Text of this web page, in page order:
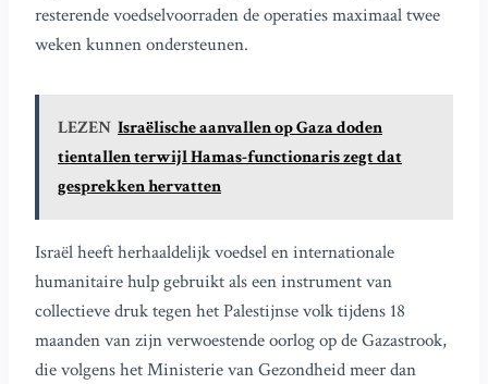
resterende voedselvoorraden de operaties maximaal twee
weken kunnen ondersteunen.
LEZEN Israëlische aanvallen op Gaza doden
tientallen terwijl Hamas-functionaris zegt dat
gesprekken hervatten
Israël heeft herhaaldelijk voedsel en internationale
humanitaire hulp gebruikt als een instrument van
collectieve druk tegen het Palestijnse volk tijdens 18
maanden van zijn verwoestende oorlog op de Gazastrook,
die volgens het Ministerie van Gezondheid meer dan